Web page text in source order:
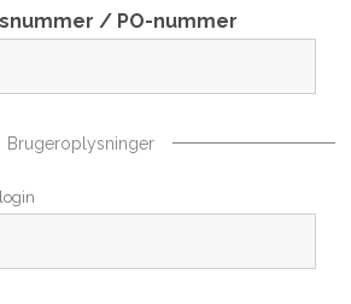
/ PO-nummer
Brugeroplysninger